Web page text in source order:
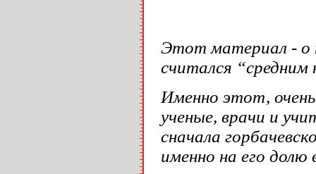
Этот материал - о
считался “средним
Именно этот,
ученые, врачи и
сначала
именно на его